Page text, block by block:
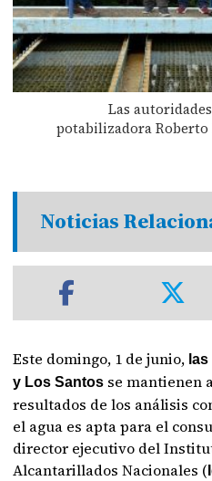
Las
potabilizadora Roberto
Noticias
Este domingo, 1 de junio,
y Los Santos se mantienen
resultados de los análisis
el agua es apta para el
director ejecutivo del
Alcantarillados Nacionales (